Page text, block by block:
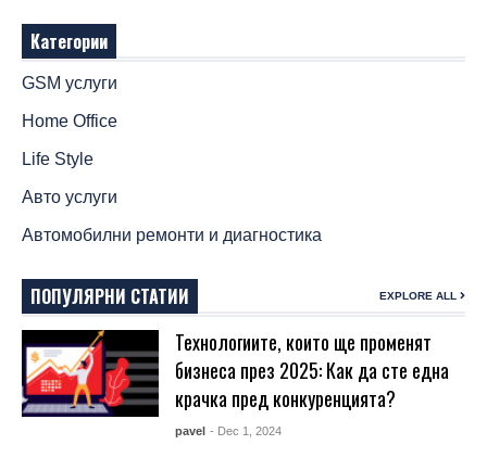
Категории
GSM услуги
Home Office
Life Style
Авто услуги
Автомобилни ремонти и диагностика
ПОПУЛЯРНИ СТАТИИ EXPLORE ALL
Технологиите, които ще променят
бизнеса през 2025: Как да сте една
крачка пред конкуренцията?
pavel - Dec 1, 2024